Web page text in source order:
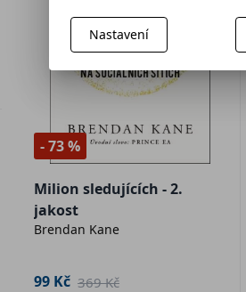
- 73 %
Milion sledujících - 2.
jakost
Brendan Kane
99 Kč 369 Kč
Nastavení